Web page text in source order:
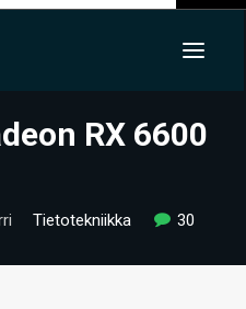
RX 6600
Tietotekniikka 30